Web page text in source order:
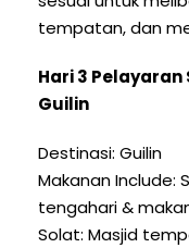
tempatan, dan
Hari 3 Pelayaran
Guilin
Destinasi: Guilin
Makanan Include:
tengahari &
Solat: Masjid